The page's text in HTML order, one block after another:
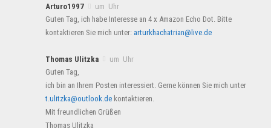
Arturo1997
um Uhr
Guten Tag, ich habe Interesse an 4 x Amazon Echo Dot. Bitte
kontaktieren Sie mich unter: arturkhachatrian@live.de
Thomas Ulitzka
um Uhr
Guten Tag,
ich bin an Ihrem Posten interessiert. Gerne können Sie mich unter
t.ulitzka@outlook.de kontaktieren.
Mit freundlichen Grüßen
Thomas Ulitzka